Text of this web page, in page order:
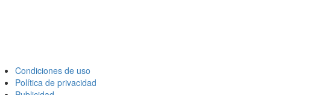
Condiciones de uso
Política de privacidad